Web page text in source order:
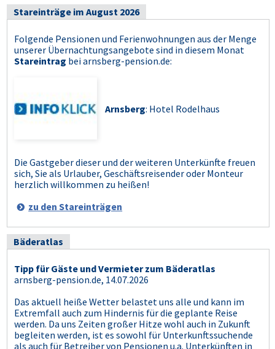
Stareinträge im August 2026
Folgende Pensionen und Ferienwohnungen aus der Menge
unserer Übernachtungsangebote sind in diesem Monat
Stareintrag beiarnsberg-pension.de:
Arnsberg: Hotel Rodelhaus
Die Gastgeber dieser und der weiteren Unterkünfte freuen
sich, Sie als Urlauber, Geschäftsreisender oder Monteur
herzlich willkommen zu heißen!
zu den Stareinträgen
Bäderatlas
Tipp für Gäste und Vermieter zum Bäderatlas
arnsberg-pension.de, 14.07.2026
Das aktuell heiße Wetter belastet uns alle und kann im
Extremfall auch zum Hindernis für die geplante Reise
werden. Da uns Zeiten großer Hitze wohl auch in Zukunft
begleiten werden, ist es sowohl für Unterkunftssuchende
als auch für Betreiber von Pensionen u.a. Unterkünften in